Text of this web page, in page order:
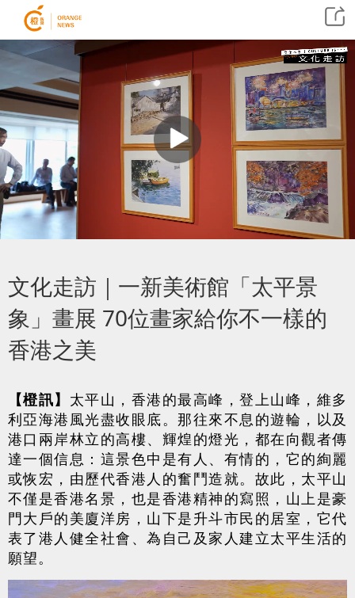
文化走訪｜一新美術館「太平景
象」畫展 70位畫家給你不一樣的
香港之美
【橙訊】 太平山，香港的最高峰，登上山峰，維多
利亞海港風光盡收眼底。那往來不息的遊輪，以及
港口兩岸林立的高樓、輝煌的燈光，都在向觀者傳
達一個信息：這景色中是有人、有情的，它的絢麗
或恢宏 ，由歷代香港人的奮鬥造就。故此，太平山
不僅是香港名景，也是香港精神的寫照，山上是豪
門大戶的美廈洋房，山下是升斗市民的居室，它代
表了港人健全社會、為自己及家人建立太平生活的
願望。